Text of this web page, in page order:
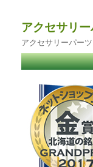
アクセサリ
アクセサリーパー